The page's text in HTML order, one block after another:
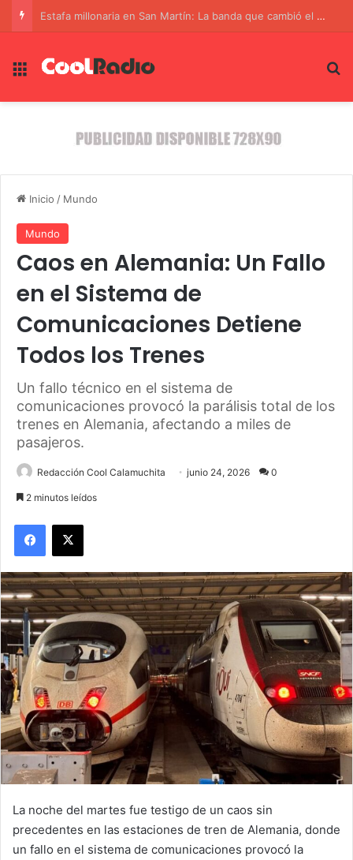
El legado de Jorge Messi: El padre que moldeó al genio del fútbol
Menú
Inicio / Mundo
Mundo
Caos en Alemania: Un Fallo
en el Sistema de
Comunicaciones Detiene
Todos los Trenes
Un fallo técnico en el sistema de
comunicaciones provocó la parálisis total de los
trenes en Alemania, afectando a miles de
pasajeros.
Redacción Cool Calamuchita junio 24, 2026 0
2 minutos leídos
Facebook
X
La noche del martes fue testigo de un caos sin
precedentes en las estaciones de tren de Alemania, donde
un fallo en el sistema de comunicaciones provocó la